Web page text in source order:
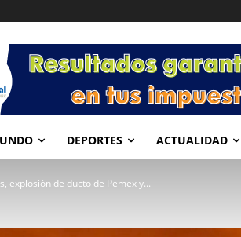
DEPORTES ACTUALIDAD
explosión de ducto de Pemex y...